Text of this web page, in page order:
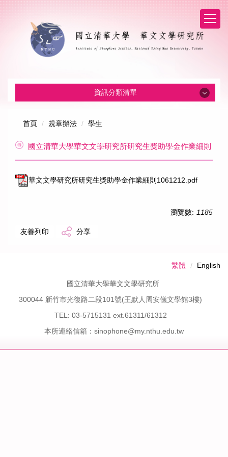
資訊分類清單
系所消息
招生消息
系所介紹
課程資訊
修課/論文/表格下載
國際合作學校與單位
首頁 規章辦法 學生
國立清華大學華文文學研究所研究生獎助學金作業細則
華文文學研究所研究生獎助學金作業細則1061212.pdf
瀏覽數: 1185
友善列印 分享
繁體 English
國立清華大學華文文學研究所
300044 新竹市光復路二段101號(王默人周安儀文學館3樓)
TEL: 03-5715131 ext.61311/61312
本所連絡信箱：sinophone@my.nthu.edu.tw